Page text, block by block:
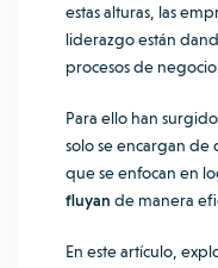
estas alturas, las
liderazgo están
procesos de
Para ello han
solo se encargan de
que se enfocan en
fluyan de manera
En este artículo,